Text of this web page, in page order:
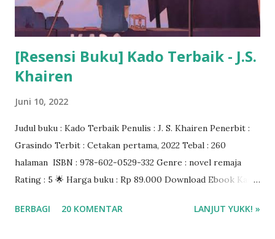
[Resensi Buku] Kado Terbaik - J.S.
Khairen
Juni 10, 2022
Judul buku : Kado Terbaik Penulis : J. S. Khairen Penerbit :
Grasindo Terbit : Cetakan pertama, 2022 Tebal : 260
halaman ISBN : 978-602-0529-332 Genre : novel remaja
Rating : 5 🌟 Harga buku : Rp 89.000 Download Ebook Kado
Gramedia.com atau Shopee ❤❤❤
BERBAGI 20 KOMENTAR LANJUT YUKK! »